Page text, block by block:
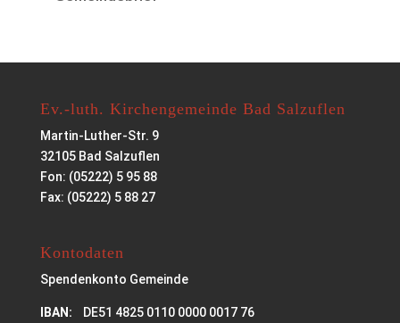
Ev.-luth. Kirchengemeinde Bad Salzuflen
Martin-Luther-Str. 9
32105 Bad Salzuflen
Fon: (05222) 5 95 88
Fax: (05222) 5 88 27
Kontodaten
Spendenkonto Gemeinde
IBAN: DE51 4825 0110 0000 0017 76